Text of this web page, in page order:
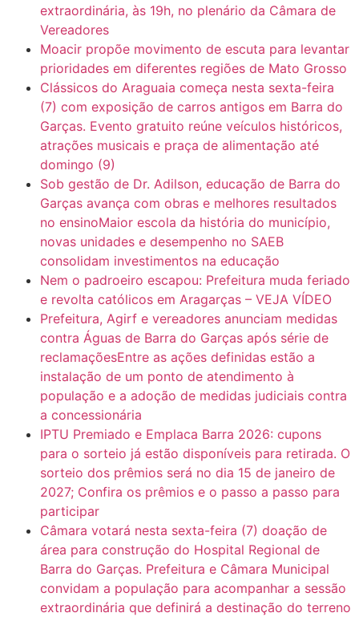
extraordinária, às 19h, no plenário da Câmara de
Vereadores
Moacir propõe movimento de escuta para levantar
prioridades em diferentes regiões de Mato Grosso
Clássicos do Araguaia começa nesta sexta-feira
(7) com exposição de carros antigos em Barra do
Garças. Evento gratuito reúne veículos históricos,
atrações musicais e praça de alimentação até
domingo (9)
Sob gestão de Dr. Adilson, educação de Barra do
Garças avança com obras e melhores resultados
no ensinoMaior escola da história do município,
novas unidades e desempenho no SAEB
consolidam investimentos na educação
Nem o padroeiro escapou: Prefeitura muda feriado
e revolta católicos em Aragarças – VEJA VÍDEO
Prefeitura, Agirf e vereadores anunciam medidas
contra Águas de Barra do Garças após série de
reclamaçõesEntre as ações definidas estão a
instalação de um ponto de atendimento à
população e a adoção de medidas judiciais contra
a concessionária
IPTU Premiado e Emplaca Barra 2026: cupons
para o sorteio já estão disponíveis para retirada. O
sorteio dos prêmios será no dia 15 de janeiro de
2027; Confira os prêmios e o passo a passo para
participar
Câmara votará nesta sexta-feira (7) doação de
área para construção do Hospital Regional de
Barra do Garças. Prefeitura e Câmara Municipal
convidam a população para acompanhar a sessão
extraordinária que definirá a destinação do terreno